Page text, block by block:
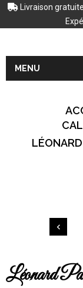
Livraison
MENU

Léonard